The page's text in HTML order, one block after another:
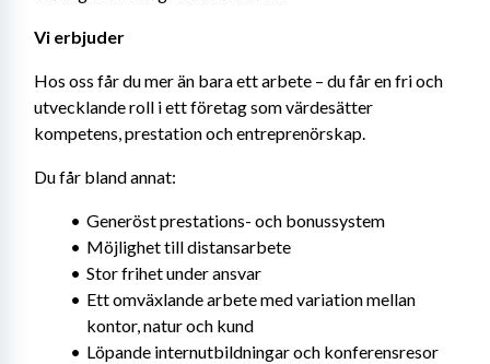
Vi erbjuder
Hos oss får du mer än bara ett arbete – du får en fri och
utvecklande roll i ett företag som värdesätter
kompetens, prestation och entreprenörskap.
Du får bland annat:
Generöst prestations- och bonussystem
Möjlighet till distansarbete
Stor frihet under ansvar
Ett omväxlande arbete med variation mellan
kontor, natur och kund
Löpande internutbildningar och konferensresor